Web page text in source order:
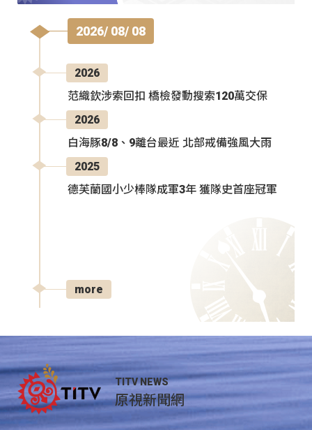
2026/ 08/ 08
2026
范織欽涉索回扣 橋檢發動搜索120萬交保
2026
白海豚8/8、9離台最近 北部戒備強風大雨
2025
德芙蘭國小少棒隊成軍3年 獲隊史首座冠軍
more
TITV NEWS
原視新聞網